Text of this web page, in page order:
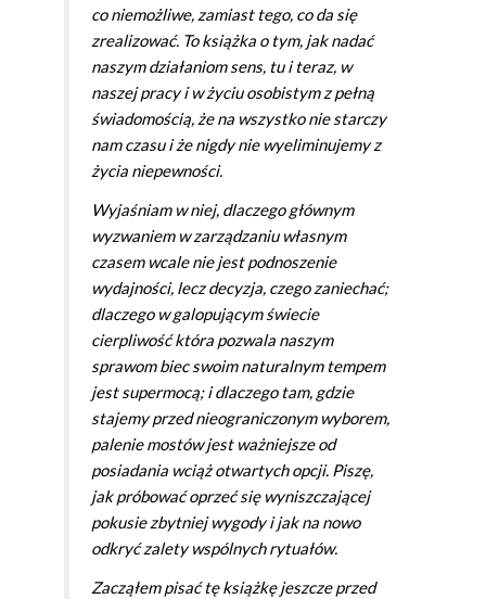
co niemożliwe, zamiast tego, co da się
zrealizować. To książka o tym, jak nadać
naszym działaniom sens, tu i teraz, w
naszej pracy i w życiu osobistym z pełną
świadomością, że na wszystko nie starczy
nam czasu i że nigdy nie wyeliminujemy z
życia niepewności.
Wyjaśniam w niej, dlaczego głównym
wyzwaniem w zarządzaniu własnym
czasem wcale nie jest podnoszenie
wydajności, lecz decyzja, czego zaniechać;
dlaczego w galopującym świecie
cierpliwość która pozwala naszym
sprawom biec swoim naturalnym tempem
jest supermocą; i ­dlaczego tam, gdzie
stajemy przed nieograniczonym wyborem,
palenie mostów jest ważniejsze od
posiadania wciąż otwartych opcji. Piszę,
jak próbować oprzeć się wyniszczającej
pokusie zbytniej wygody i jak na nowo
odkryć zalety wspólnych rytuałów.
Zacząłem pisać tę książkę jeszcze przed